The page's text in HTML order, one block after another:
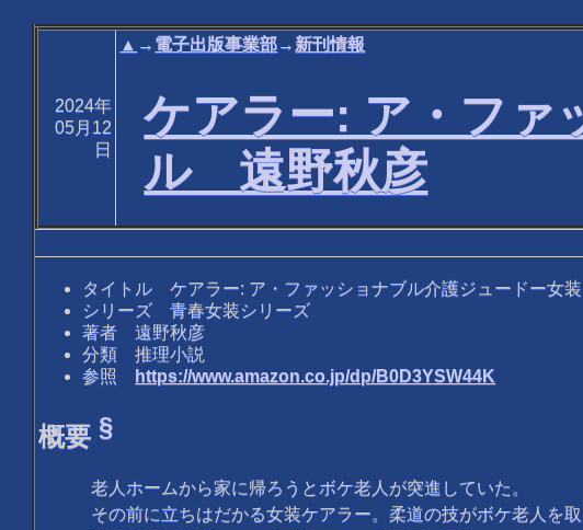
2024年
05月12
日
▲ → 電子出版事業部→ 新刊情報
ケアラー: ア・ファ
ル 遠野秋彦
タイトル ケアラー: ア・ファッショナブル介護ジュードー女
シリーズ 青春女装シリーズ
著者 遠野秋彦
分類 推理小説
参照
https://www.amazon.co.jp/dp/B0D3YSW44K
概要§
老人ホームから家に帰ろうとボケ老人が突進していた。
その前に立ちはだかる女装ケアラー。柔道の技がボケ老人を